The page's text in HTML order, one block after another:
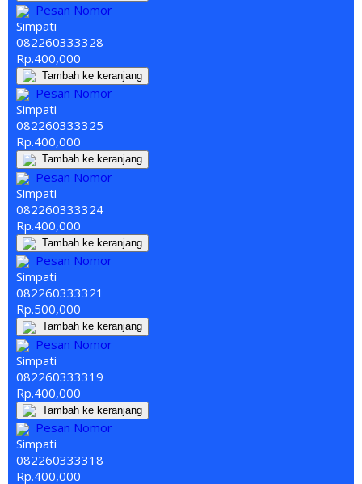
Pesan Nomor
Simpati
082260333328
Rp.400,000
Tambah ke keranjang
Pesan Nomor
Simpati
082260333325
Rp.400,000
Tambah ke keranjang
Pesan Nomor
Simpati
082260333324
Rp.400,000
Tambah ke keranjang
Pesan Nomor
Simpati
082260333321
Rp.500,000
Tambah ke keranjang
Pesan Nomor
Simpati
082260333319
Rp.400,000
Tambah ke keranjang
Pesan Nomor
Simpati
082260333318
Rp.400,000